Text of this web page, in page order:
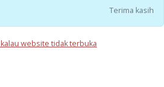
Terima kasih
website tidak terbuka